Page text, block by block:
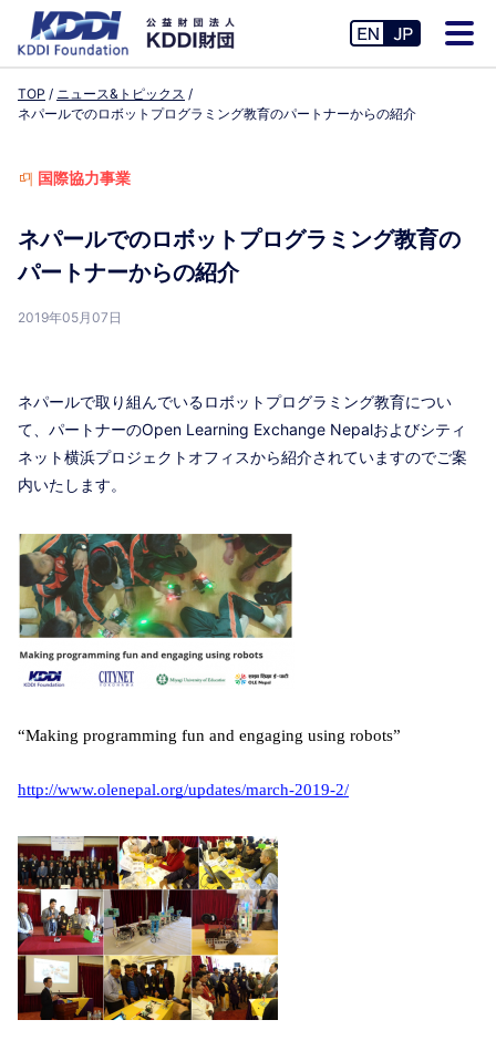
TOP
ニュース&トピックス
ネパールでのロボットプログラミング教育のパートナーからの紹介
国際協力事業
ネパールでのロボットプログラミング教育の
パートナーからの紹介
2019年05月07日
ネパールで取り組んでいるロボットプログラミング教育につい
て、パートナーのOpen Learning Exchange Nepalおよびシティ
ネット横浜プロジェクトオフィスから紹介されていますのでご案
内いたします。
“Making programming fun and engaging using robots”
http://www.olenepal.org/updates/march-2019-2/